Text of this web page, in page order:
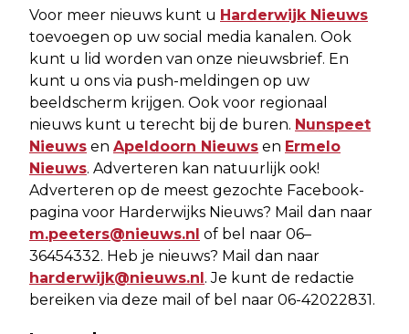
Voor meer nieuws kunt u Harderwijk Nieuws
toevoegen op uw social media kanalen. Ook
kunt u lid worden van onze nieuwsbrief. En
kunt u ons via push-meldingen op uw
beeldscherm krijgen. Ook voor regionaal
nieuws kunt u terecht bij de buren. Nunspeet
Nieuws en Apeldoorn Nieuws en Ermelo
Nieuws. Adverteren kan natuurlijk ook!
Adverteren op de meest gezochte Facebook-
pagina voor Harderwijks Nieuws? Mail dan naar
m.peeters@nieuws.nl of bel naar 06–
36454332. Heb je nieuws? Mail dan naar
harderwijk@nieuws.nl . Je kunt de redactie
bereiken via deze mail of bel naar 06-42022831.